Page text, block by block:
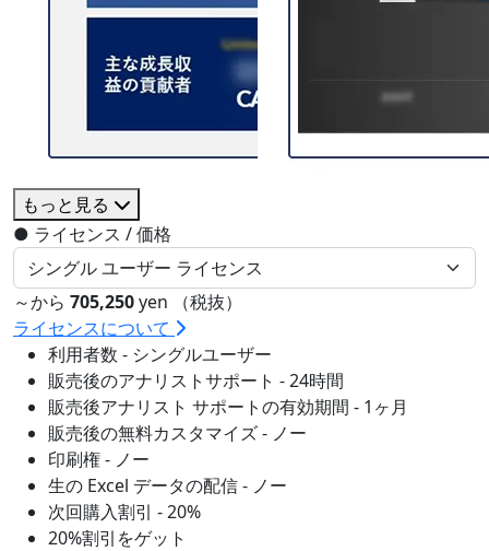
もっと見る
● ライセンス / 価格
～から 705,250yen （税抜）
ライセンスについて
利用者数 - シングルユーザー
販売後のアナリストサポート - 24時間
販売後アナリスト サポートの有効期間 - 1ヶ月
販売後の無料カスタマイズ - ノー
印刷権 - ノー
生の Excel データの配信 - ノー
次回購入割引 - 20%
20%割引をゲット